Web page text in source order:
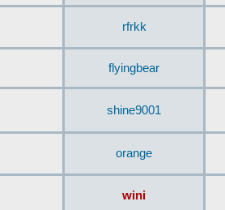
rfrkk
flyingbear
shine9001
orange
wini